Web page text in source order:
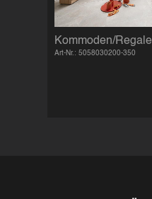
Kommoden/Regale
Art-Nr.: 5058030200-350